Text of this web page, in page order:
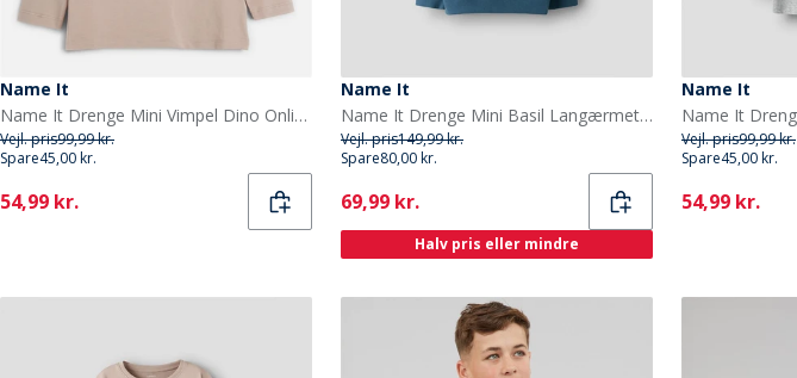
Name It
Name It Drenge Mini Vimpel Dino Online Langærmet T-shirt Mushroom
Vejl. pris99,99 kr.
Spare45,00 kr.
Current
54,99 kr.
Name It
Name It Drenge Mini Basil Langærmet T-shirt Bering Sea
Vejl. pris149,99 kr.
Spare80,00 kr.
Current
69,99 kr.
Halv pris eller mindre
Name It
Vejl. pris99,99 kr.
Spare45,00 kr.
Current
54,99 kr.